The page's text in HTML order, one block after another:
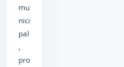
mu
nici
pal
,
pro